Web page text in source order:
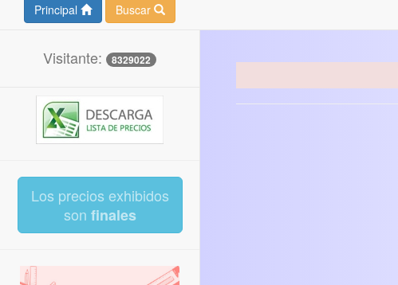
Principal Buscar
Visitante: 8329022
Los precios exhibidos
son finales